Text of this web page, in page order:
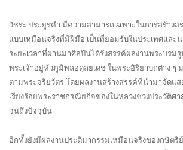
วัชระ ประยูรคำ มีความสามารถเฉพาะในการสร้างส
แบบเหมือนจริงที่มีฝีมือ เป็นที่ยอมรับในประเทศและน
ระยะเวลาที่ผ่านมาศิลปินได้รังสรรค์ผลงานพระบรม
พระเจ้าอยู่หัวภูมิพลอดุลยเดช ในพระอิริยาบถต่าง ๆ
ตามพระจริยวัตร โดยผลงานสร้างสรรค์ที่นำมาจัดแ
เรียงร้อยพระราชกรณียกิจของในหลวงช่วงประวัติศา
จนถึงปัจจุบัน
อีกทั้งยังมีผลงานประติมากรรมเหมือนจริงของกษัตริ